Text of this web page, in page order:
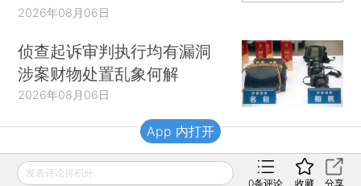
2026年08月06日
侦查起诉审判执行均有漏洞
涉案财物处置乱象何解
2026年08月06日
财新移动
发表评论得积分
0条评论 收藏 分享
App 内打开